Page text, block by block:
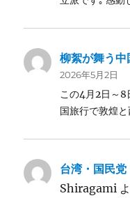
柳絮が舞う中
2026年5月2日
この4月2日～8
国旅行で敦煌
台湾・国民
Shiragami